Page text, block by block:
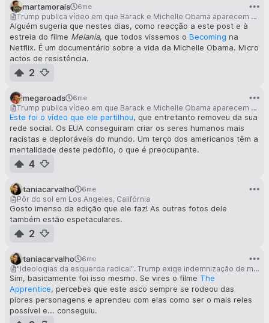
martamorais 6me
Trump publica vídeo em que Barack e Michelle Obama aparecem como macacos
Alguém sugeria que nestes dias, como reacção a este post e à
estreia do filme Melania, que todos vissemos o Becoming na
Netflix. É um documentário sobre a vida da Michelle Obama. Micro
actos de resistência.
2
megaroads 6me
Trump publica vídeo em que Barack e Michelle Obama aparecem como macacos
Este foi o vídeo que ele partilhou, que entretanto removeu da sua
rede social. Os EUA conseguiram criar os seres humanos mais
racistas e deploráveis do mundo. Um terço dos americanos têm a
mentalidade deste pedófilo, o que é preocupante.
4
taniacarvalho 6me
Pôr do sol em Los Angeles, Califórnia
Gosto imenso da edição que ele faz! As outras fotos dele
também estão espetaculares.
2
taniacarvalho 6me
"Ideologias da esquerda radical". Trump exige indemnização de mil milhões de dólares a Harvard
Sim, basicamente foi isso mesmo. Se vires o filme The
Apprentice, percebes que este asco sempre se rodeou das
piores personagens e aprendeu com elas como ser o mais reles
possível e... conseguiu.